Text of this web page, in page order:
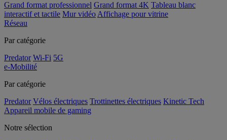
Grand format professionnel Grand format 4K Tableau blanc
interactif et tactile Mur vidéo Affichage pour vitrine
Réseau
Par catégorie
Predator Wi-Fi 5G
e-Mobilité
Par catégorie
Predator Vélos électriques Trottinettes électriques Kinetic Tech
Appareil mobile de gaming
Notre sélection